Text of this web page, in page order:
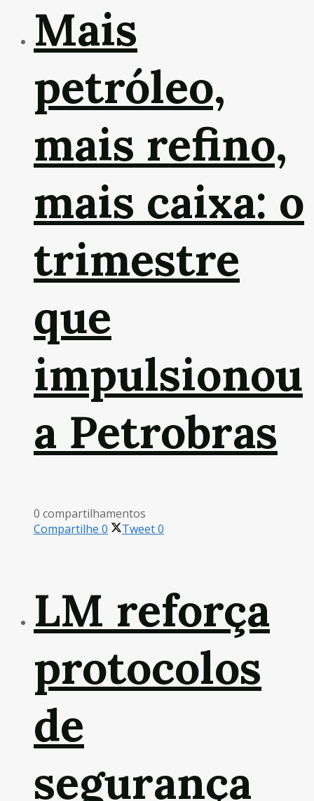
Mais
petróleo,
mais refino,
mais caixa: o
trimestre
que
impulsionou
a Petrobras
0 compartilhamentos
Compartilhe 0 Tweet0
LM reforça
protocolos
de
segurança